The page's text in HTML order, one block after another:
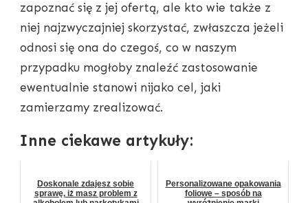
zapoznać się z jej ofertą, ale kto wie także z
niej najzwyczajniej skorzystać, zwłaszcza jeżeli
odnosi się ona do czegoś, co w naszym
przypadku mogłoby znaleźć zastosowanie
ewentualnie stanowi nijako cel, jaki
zamierzamy zrealizować.
Inne ciekawe artykuły:
Doskonale zdajesz sobie
sprawę, iż masz problem z
Personalizowane opakowania
foliowe – sposób na